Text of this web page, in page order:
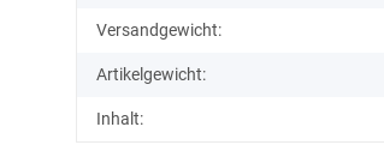
Versandgewicht:
Artikelgewicht:
Inhalt: